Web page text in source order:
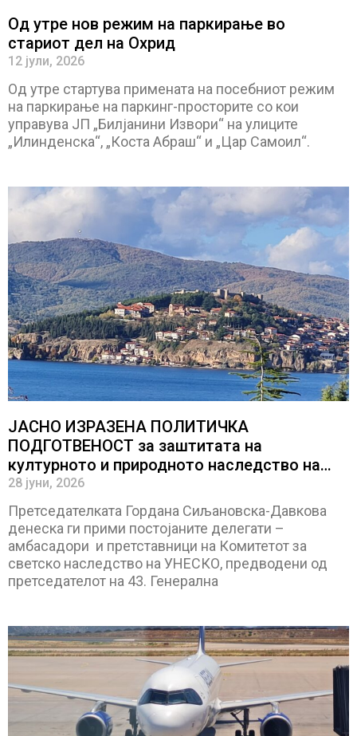
Од утре нов режим на паркирање во
стариот дел на Охрид
12 јули, 2026
Од утре стартува примената на посебниот режим
на паркирање на паркинг-просторите со кои
управува ЈП „Билјанини Извори“ на улиците
„Илинденска“, „Коста Абраш“ и „Цар Самоил“.
ЈАСНО ИЗРАЗЕНА ПОЛИТИЧКА
ПОДГОТВЕНОСТ за заштитата на
културното и природното наследство на
Охрид
28 јуни, 2026
Претседателката Гордана Сиљановска-Давкова
денеска ги прими постојаните делегати –
амбасадори и претставници на Комитетот за
светско наследство на УНЕСКО, предводени од
претседателот на 43. Генерална